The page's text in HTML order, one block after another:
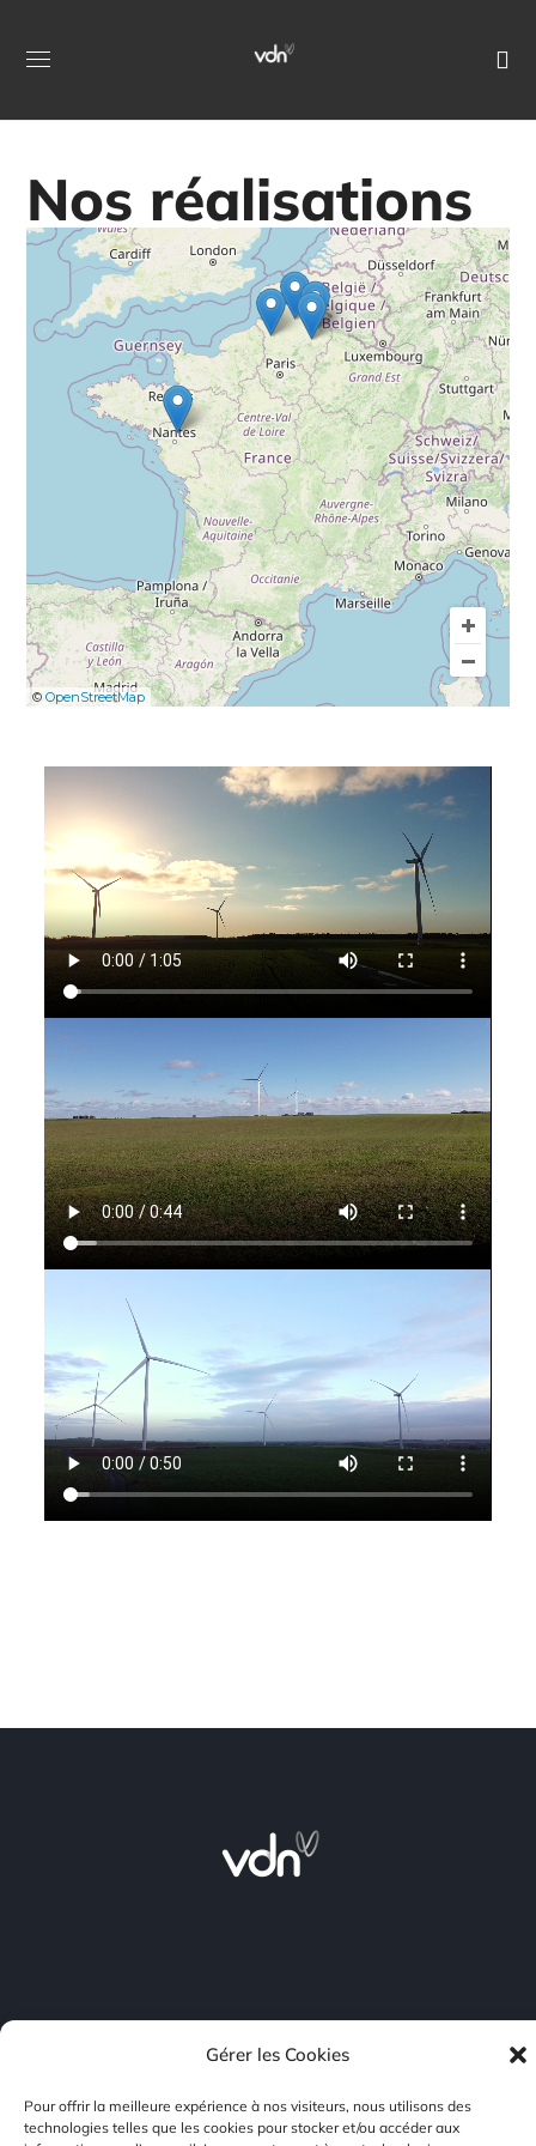
Gérer les Cookies
Pour offrir la meilleure expérience à nos visiteurs, nous utilisons des
technologies telles que les cookies pour stocker et/ou accéder aux
Nos réalisations
©OpenStreetMap
Plan du site